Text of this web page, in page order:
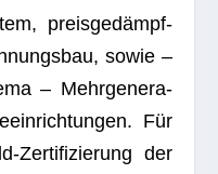
preis­ge­dämpf­
sowie –
– Mehr­ge­ne­ra­
Für
Zer­ti­fi­zie­rung der